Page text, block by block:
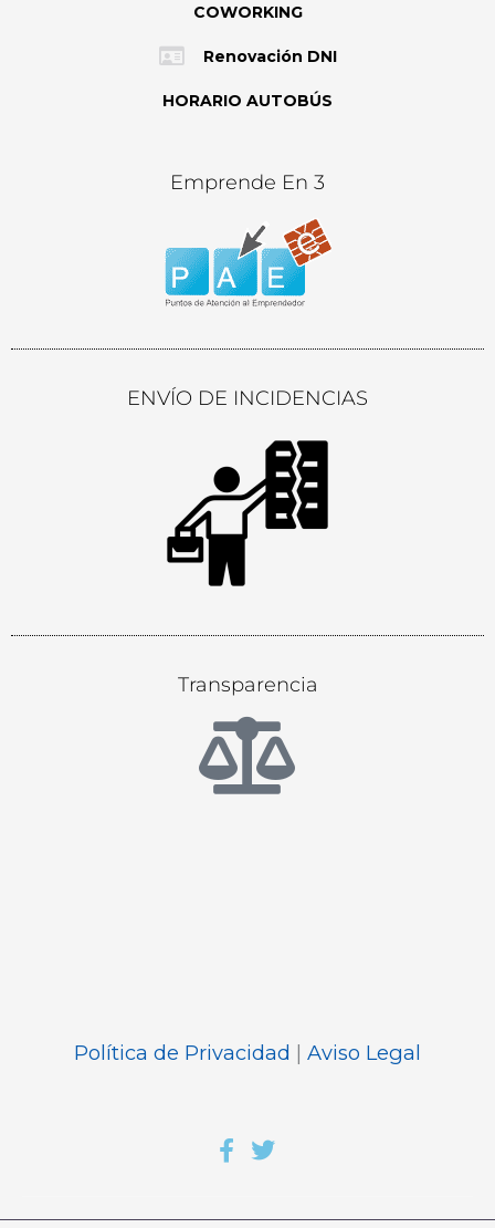
COWORKING
Renovación DNI
HORARIO AUTOBÚS
Emprende En 3
ENVÍO DE INCIDENCIAS
Transparencia
Política de Privacidad | Aviso Legal